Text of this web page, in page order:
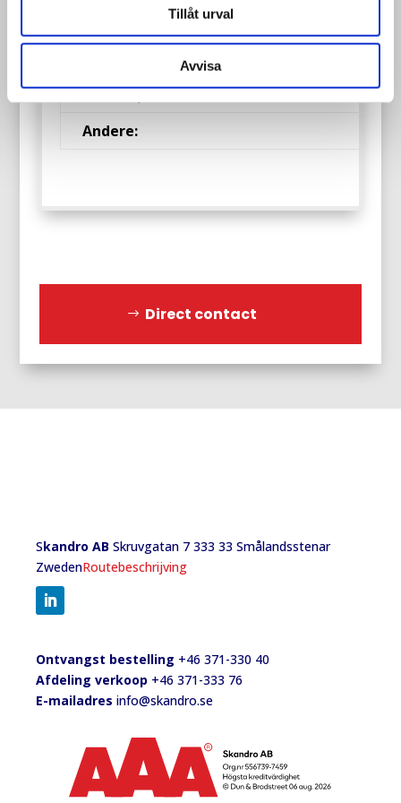
Tillåt urval
Avvisa
Warmtebehandeling
Niet
Aantal/pallet:
200 ton
Andere:
Direct contact
Skandro AB Skruvgatan 7 333 33 Smålandsstenar
ZwedenRoutebeschrijving
Ontvangst bestelling +46 371-330 40
Afdeling verkoop +46 371-333 76
E-mailadres info@skandro.se